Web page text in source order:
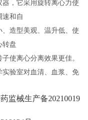
，它采用旋转离心力使
速和自
造型美观、温升低、使
转盘
使离心分离效果更佳。
验室对血清、血浆、免
监械生产备20210019